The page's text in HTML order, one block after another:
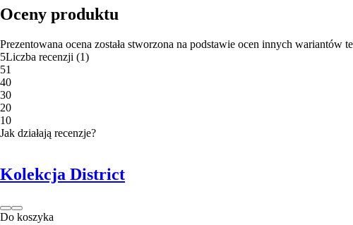
Oceny produktu
Prezentowana ocena została stworzona na podstawie ocen innych wariantów
5Liczba recenzji (1)
51
40
30
20
10
Jak działają recenzje?
Kolekcja District
Do koszyka